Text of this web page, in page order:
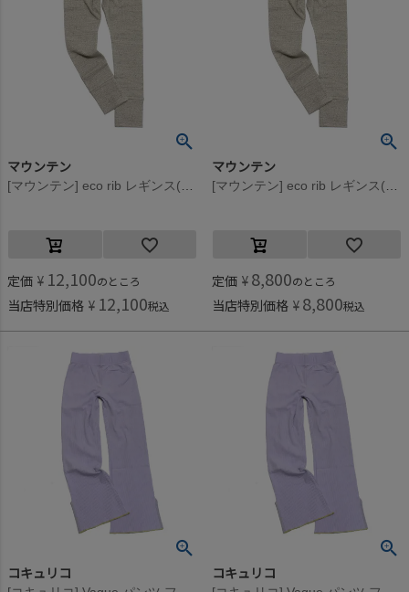
マウンテン
[マウンテン] eco rib レギンス(re-cotton) ヘザーグレー
定価 ¥ 12,100のところ
当店特別価格 ¥ 12,100税込
マウンテン
[マウンテン] eco rib レギンス(re-cotton) ヘザーグレー
定価 ¥ 8,800のところ
当店特別価格 ¥ 8,800税込
コキュリコ コキュリコ